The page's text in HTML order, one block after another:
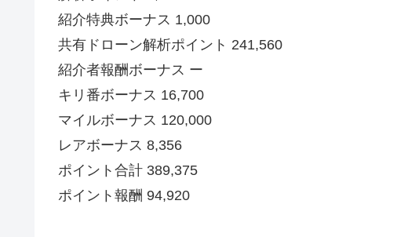
紹介特典ボーナス 1,000
共有ドローン解析ポイント 241,560
紹介者報酬ボーナス ー
キリ番ボーナス 16,700
マイルボーナス 120,000
レアボーナス 8,356
ポイント合計 389,375
ポイント報酬 94,920